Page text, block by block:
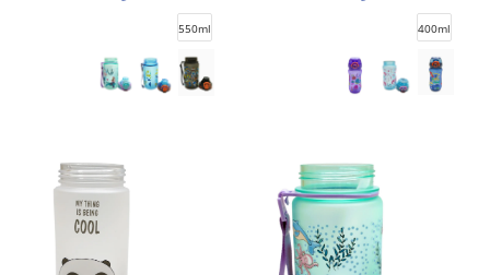
400ml
550ml